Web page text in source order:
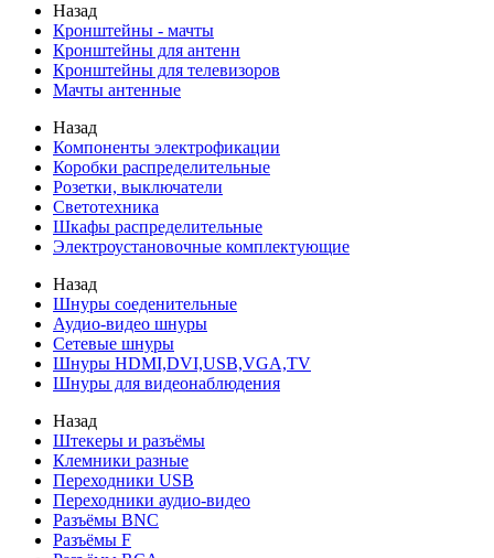
Назад
Кронштейны - мачты
Кронштейны для антенн
Кронштейны для телевизоров
Мачты антенные
Назад
Компоненты электрофикации
Коробки распределительные
Розетки, выключатели
Светотехника
Шкафы распределительные
Электроустановочные комплектующие
Назад
Шнуры соеденительные
Аудио-видео шнуры
Сетевые шнуры
Шнуры HDMI,DVI,USB,VGA,TV
Шнуры для видеонаблюдения
Назад
Штекеры и разъёмы
Клемники разные
Переходники USB
Переходники аудио-видео
Разъёмы BNC
Разъёмы F